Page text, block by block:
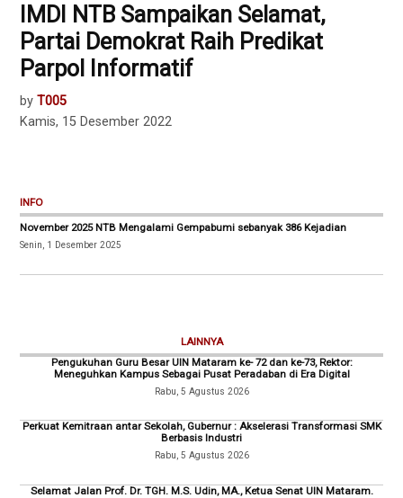
IMDI NTB Sampaikan Selamat,
Partai Demokrat Raih Predikat
Parpol Informatif
by T005
Kamis, 15 Desember 2022
INFO
November 2025 NTB Mengalami Gempabumi sebanyak 386 Kejadian
Senin, 1 Desember 2025
LAINNYA
Pengukuhan Guru Besar UIN Mataram ke- 72 dan ke-73, Rektor:
Meneguhkan Kampus Sebagai Pusat Peradaban di Era Digital
Rabu, 5 Agustus 2026
Perkuat Kemitraan antar Sekolah, Gubernur : Akselerasi Transformasi SMK
Berbasis Industri
Rabu, 5 Agustus 2026
Selamat Jalan Prof. Dr. TGH. M.S. Udin, MA., Ketua Senat UIN Mataram.